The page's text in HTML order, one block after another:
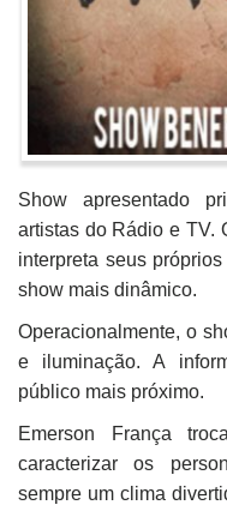
Show apresentado
artistas do Rádio e TV.
interpreta seus
show mais dinâmico.
Operacionalmente, o
e iluminação. A
público mais próximo.
Emerson França
caracterizar os
sempre um clima